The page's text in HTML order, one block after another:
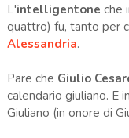
L'intelligentone che
quattro) fu, tanto per
Alessandria.
Pare che Giulio
calendario giuliano. E
Giuliano (in onore di